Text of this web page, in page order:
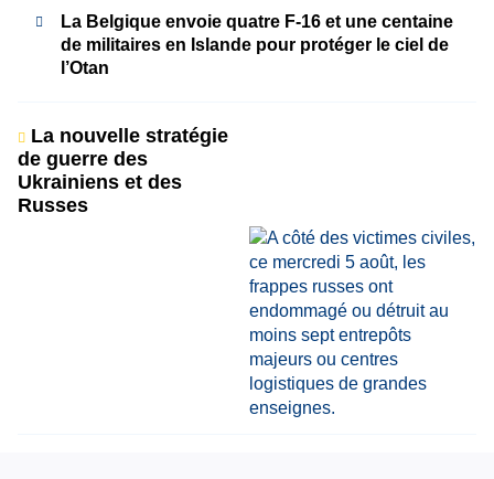
La Belgique envoie quatre F-16 et une centaine
de militaires en Islande pour protéger le ciel de
l’Otan
La nouvelle stratégie
de guerre des
Ukrainiens et des
Russes